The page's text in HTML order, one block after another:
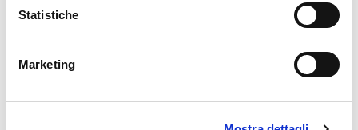
Statistiche
Marketing
Ideal Ventotene